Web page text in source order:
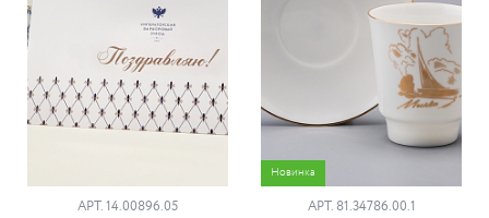
АРТ. 14.00896.05
Новинка
АРТ. 81.34786.00.1